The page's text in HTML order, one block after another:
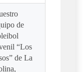
de
“Los
de La